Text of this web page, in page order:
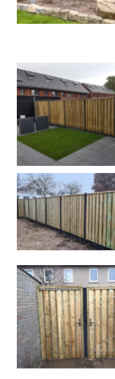
Betonpalen
Hout beton
Tuindeur